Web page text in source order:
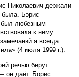
Николаевич держали
была. Борис
был любезным
к нему
я всегда
(4 июля 1999 г.).
речью берут
он даёт. Борис